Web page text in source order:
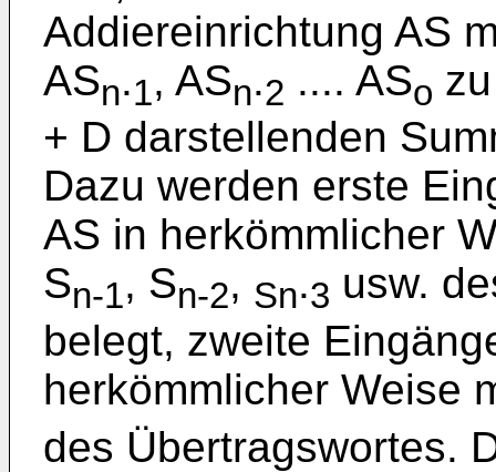
Addiereinrichtung AS
ASn.1, ASn.2 .... ASo
+ D darstellenden
Dazu werden erste
AS in herkömmlicher
Sn-1, Sn-2, Sn.3 usw.
belegt, zweite
herkömmlicher Weise
des Übertragswortes.